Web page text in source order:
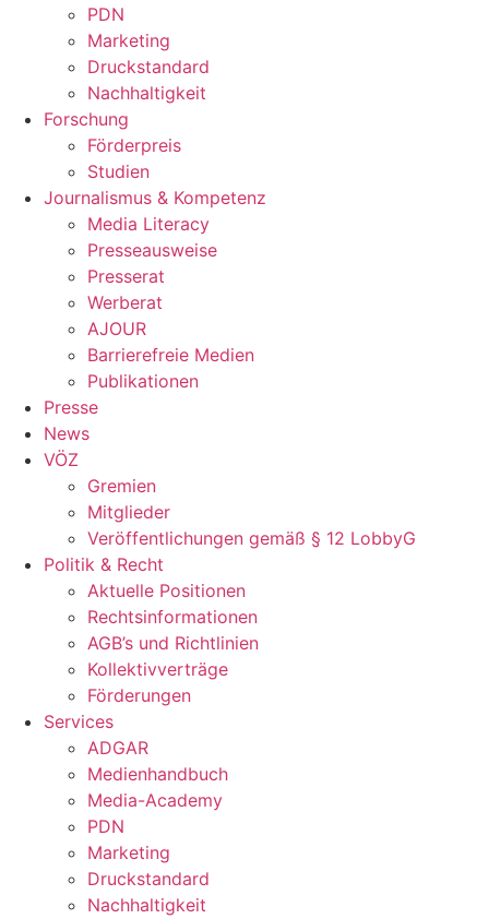
PDN
Marketing
Druckstandard
Nachhaltigkeit
Forschung
Förderpreis
Studien
Journalismus & Kompetenz
Media Literacy
Presseausweise
Presserat
Werberat
AJOUR
Barrierefreie Medien
Publikationen
Presse
News
VÖZ
Gremien
Mitglieder
Veröffentlichungen gemäß § 12 LobbyG
Politik & Recht
Aktuelle Positionen
Rechtsinformationen
AGB’s und Richtlinien
Kollektivverträge
Förderungen
Services
ADGAR
Medienhandbuch
Media-Academy
PDN
Marketing
Druckstandard
Nachhaltigkeit